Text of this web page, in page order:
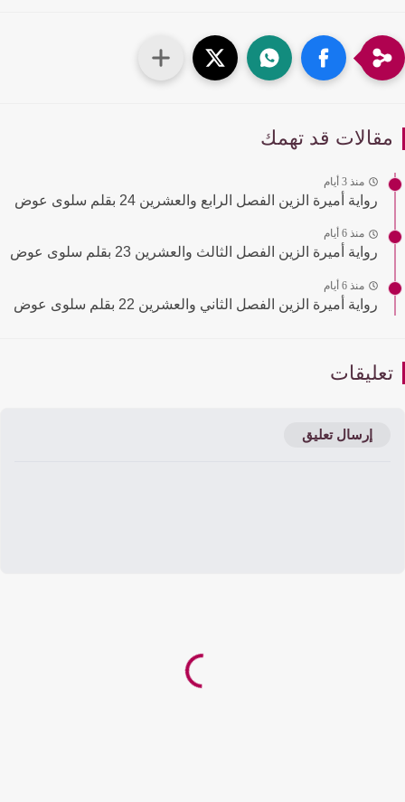
قد تهمك
منذ 3 أيام
رواية أميرة الزين الفصل الرابع والعشرين 24 بقلم سلوى عوض
منذ 6 أيام
رواية أميرة الزين الفصل الثالث والعشرين 23 بقلم سلوى عوض
منذ 6 أيام
رواية أميرة الزين الفصل الثاني والعشرين 22 بقلم سلوى عوض
إرسال تعليق